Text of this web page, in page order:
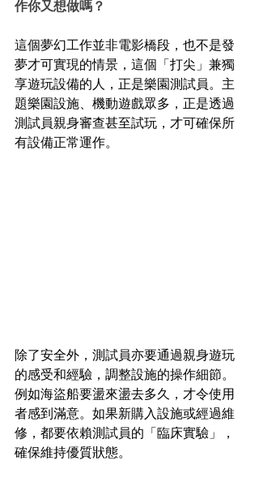
作你又想做嗎？
這個夢幻工作並非電影橋段，也不是發
夢才可實現的情景，這個「打尖」兼獨
享遊玩設備的人，正是樂園測試員。主
題樂園設施、機動遊戲眾多，正是透過
測試員親身審查甚至試玩，才可確保所
有設備正常運作。
除了安全外，測試員亦要通過親身遊玩
的感受和經驗，調整設施的操作細節。
例如海盜船要盪來盪去多久，才令使用
者感到滿意。如果新購入設施或經過維
修，都要依賴測試員的「臨床實驗」，
確保維持優質狀態。